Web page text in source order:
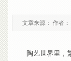
文章来源： 作者
陶艺世界里，